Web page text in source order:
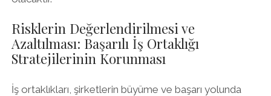
Risklerin Değerlendirilmesi ve
Azaltılması: Başarılı İş Ortaklığı
Stratejilerinin Korunması
İş ortaklıkları, şirketlerin büyüme ve başarı yolunda